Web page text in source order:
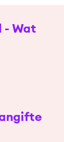
- Wat